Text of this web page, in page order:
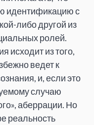
идентификацию с
либо другой из
ролей.
исходит из того,
ведет к
и, если это
случаю
аберрации. Но
реальность